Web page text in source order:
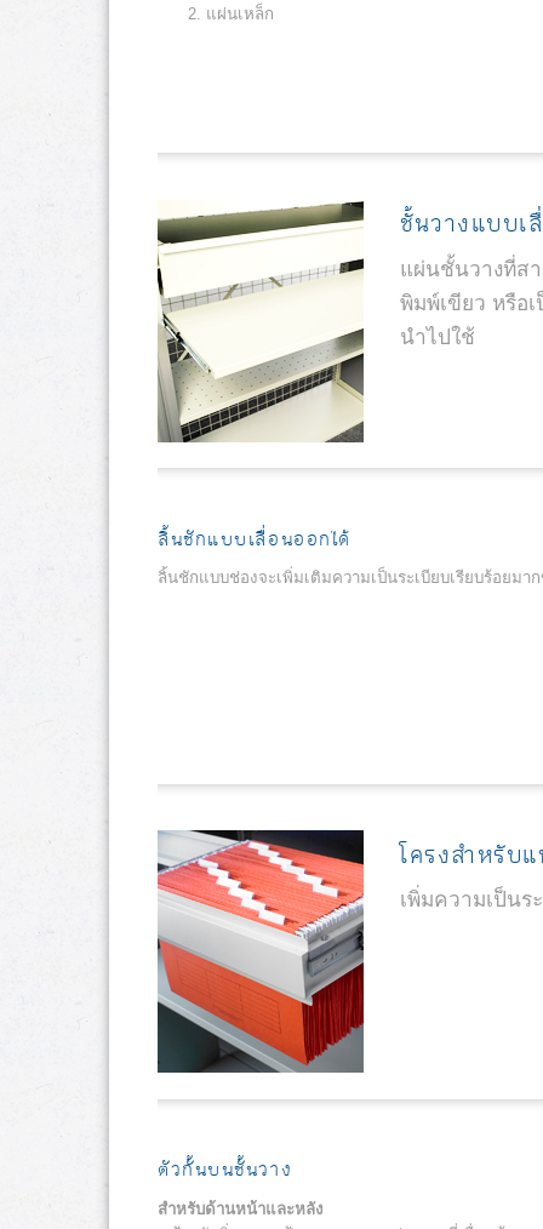
แผ่นเหล็ก
ชั้นวางแบบเ
แผ่นชั้นวางที่ส
พิมพ์เขียว หรือ
นำไปใช้
ลิ้นชักแบบเลื่อนออกได้
ลิ้นชักแบบช่องจะเพิ่มเติมความเป็นระเบียบเรียบร้อยมา
โครงสำหรับ
เพิ่มความเป็น
ตัวกั้นบนชั้นวาง
สำหรับด้านหน้าและหลัง